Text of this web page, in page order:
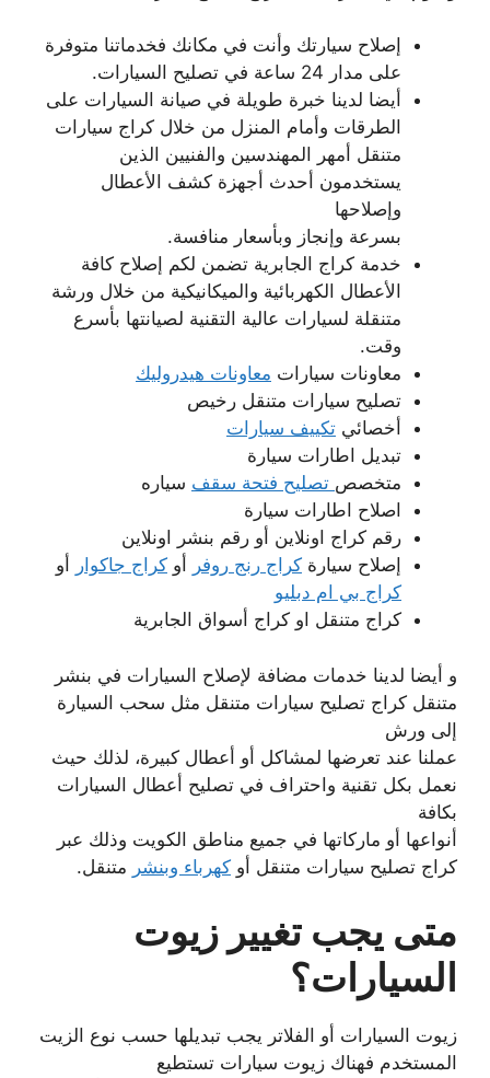
إصلاح سيارتك وأنت في مكانك فخدماتنا متوفرة
على مدار 24 ساعة في تصليح السيارات.
أيضا لدينا خبرة طويلة في صيانة السيارات على
الطرقات وأمام المنزل من خلال كراج سيارات
متنقل أمهر المهندسين والفنيين الذين
يستخدمون أحدث أجهزة كشف الأعطال
وإصلاحها
بسرعة وإنجاز وبأسعار منافسة.
خدمة كراج الجابرية تضمن لكم إصلاح كافة
الأعطال الكهربائية والميكانيكية من خلال ورشة
متنقلة لسيارات عالية التقنية لصيانتها بأسرع
وقت.
معاونات سيارات معاونات هيدروليك
تصليح سيارات متنقل رخيص
أخصائي تكييف سيارات
تبديل اطارات سيارة
متخصص تصليح فتحة سقف سياره
اصلاح اطارات سيارة
رقم كراج اونلاين أو رقم بنشر اونلاين
إصلاح سيارة كراج رنج روفر أو كراج جاكوار
أو
كراج بي ام دبليو
كراج متنقل او كراج أسواق الجابرية
و أيضا لدينا خدمات مضافة لإصلاح السيارات في بنشر
متنقل كراج تصليح سيارات متنقل مثل سحب السيارة
إلى ورش
عملنا عند تعرضها لمشاكل أو أعطال كبيرة، لذلك حيث
نعمل بكل تقنية واحتراف في تصليح أعطال السيارات
بكافة
أنواعها أو ماركاتها في جميع مناطق الكويت وذلك عبر
كراج تصليح سيارات متنقل أو كهرباء وبنشر متنقل.
متى يجب تغيير زيوت
السيارات؟
زيوت السيارات أو الفلاتر يجب تبديلها حسب نوع الزيت
المستخدم فهناك زيوت سيارات تستطيع